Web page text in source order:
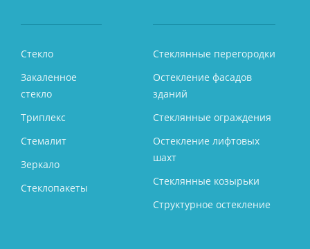
Стекло
Закаленное
стекло
Триплекс
Стемалит
Зеркало
Стеклопакеты
Стеклянные перегородки
Остекление фасадов
зданий
Стеклянные ограждения
Остекление лифтовых
шахт
Стеклянные козырьки
Структурное остекление